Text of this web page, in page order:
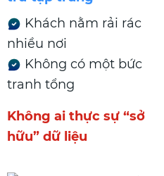
Khách nằm rải rác
nhiều nơi
Không có một bức
tranh tổng
Không ai thực sự “sở
hữu” dữ liệu